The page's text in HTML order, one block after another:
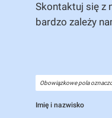
Skontaktuj się z
bardzo zależy
Obowiązkowe pola
Imię i nazwisko